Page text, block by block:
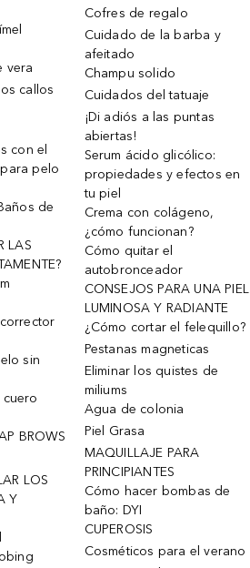
vera
callos
con el
pelo
de
LAS
sin
cuero
BROWS
LOS
Y
Cofres de regalo
Cuidado de la barba y
afeitado
Champu solido
Cuidados del tatuaje
¡Di adiós a las puntas
abiertas!
Serum ácido glicólico:
propiedades y efectos en
tu piel
Crema con colágeno,
¿cómo funcionan?
Cómo quitar el
autobronceador
CONSEJOS PARA UNA PIEL
LUMINOSA Y RADIANTE
¿Cómo cortar el felequillo?
Pestanas magneticas
Eliminar los quistes de
miliums
Agua de colonia
Piel Grasa
MAQUILLAJE PARA
PRINCIPIANTES
Cómo hacer bombas de
baño: DYI
CUPEROSIS
Cosméticos para el verano